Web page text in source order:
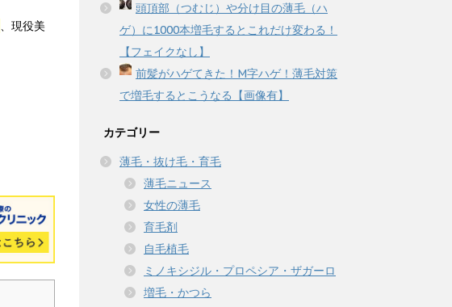
、現役美
頭頂部（つむじ）や分け目の薄毛（ハ
ゲ）に1000本増毛するとこれだけ変わる！
【フェイクなし】
前髪がハゲてきた！M字ハゲ！薄毛対策
で増毛するとこうなる【画像有】
カテゴリー
薄毛・抜け毛・育毛
薄毛ニュース
女性の薄毛
育毛剤
自毛植毛
ミノキシジル・プロペシア・ザガーロ
増毛・かつら